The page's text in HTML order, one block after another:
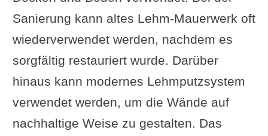
Sanierung kann altes Lehm-Mauerwerk oft
wiederverwendet werden, nachdem es
sorgfältig restauriert wurde. Darüber
hinaus kann modernes Lehmputzsystem
verwendet werden, um die Wände auf
nachhaltige Weise zu gestalten. Das